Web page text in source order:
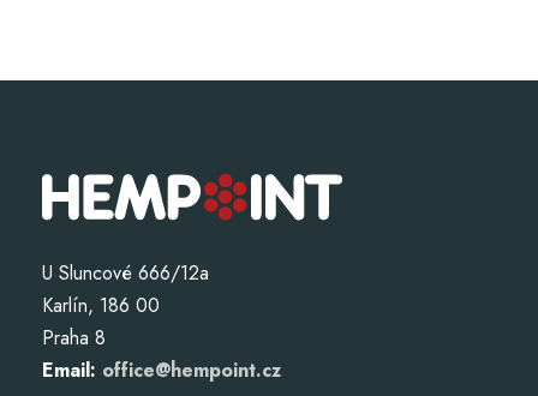
U Sluncové 666/12a
Karlín, 186 00
Praha 8
Email: office@hempoint.cz